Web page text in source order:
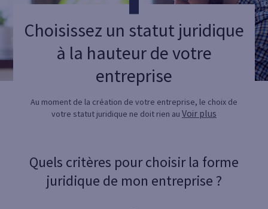
Choisissez un statut juridique
à la hauteur de votre
entreprise
Au moment de la création de votre entreprise, le choix de
votre statut juridique ne doit rien au Voir plus
Quels critères pour choisir la forme
juridique de mon entreprise ?